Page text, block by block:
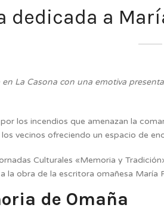
dedicada a
La Casona con una emotiva
los incendios que amenazan la
vecinos ofreciendo un espacio de
Culturales «Memoria y
la obra de la escritora omañesa María
de Omaña